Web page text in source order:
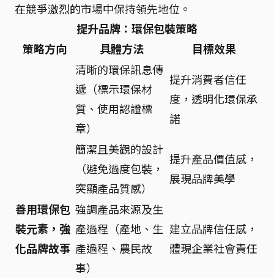
在競爭激烈的市場中保持領先地位。
提升品牌：環保包裝策略
策略方向
具體方法 目標效果
善用環保包
裝元素，強
化品牌故事
清晰的環保訊息傳
遞（標示環保材
質、使用認證標
章）
提升消費者信任
度，透明化環保承
諾
簡潔且美觀的設計
（避免過度包裝，
突顯產品質感）
提升產品價值感，
展現品牌美學
強調產品來源及生
產過程（產地、生
產過程、農民故
事）
建立品牌信任感，
體現企業社會責任